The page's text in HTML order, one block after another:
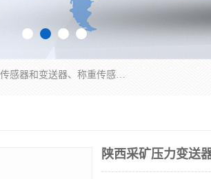
是集开发、生产和经营压力传感器和变送器、位移传感器和变送器、流量传感器和变送器、称重传感器和变送器、测力传感器和变送器、温湿度传感器和变送器、扭矩传感器、智能数显控制仪表等产品的化高新技术企业。
陕西采矿压力变送